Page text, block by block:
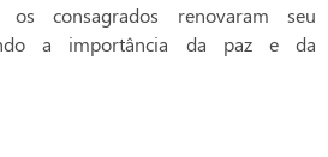
consagrados renovaram seu
a importância da paz e da